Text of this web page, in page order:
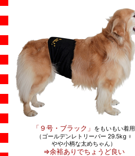
「９号・ブラック」 をもいもい着用
（ゴールデンレトリーバー 29.5kg ♀
やや小柄な太めちゃん）
⇒余裕ありでちょうど良い